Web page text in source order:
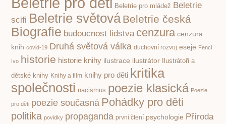
Beletrie pro mládež Beletrie
scifi Beletrie světováBeletrie česká
Biografie budoucnost lidstva cenzura cenzura
knih covid-19 Druhá světová válka duchovní rozvoj eseje Fencl
Ivo historie historie knihy ilustrace ilustrátor
Ilustrátoři a
dětské knihy Knihy a film knihy pro děti kritika
společnosti nacismus poezie klasická Poezie
pro děti poezie současná Pohádky pro děti
politika povidky propaganda první čtení psychologie Příroda